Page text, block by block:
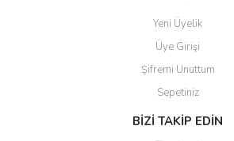
Yeni Üyelik
Üye Girişi
Şifremi Unuttum
Sepetiniz
BİZİ TAKİP EDİN